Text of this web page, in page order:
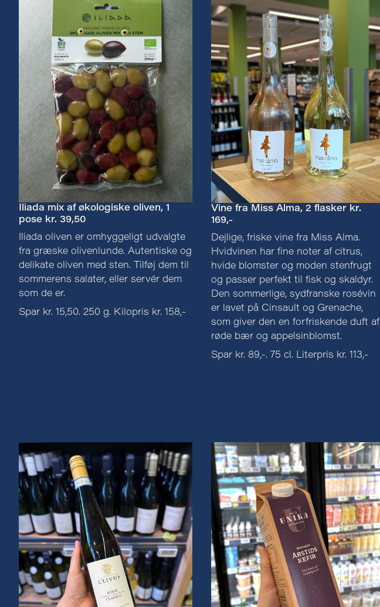
Iliada mix af økologiske oliven, 1
pose kr. 39,50
Iliada oliven er omhyggeligt udvalgte
fra græske olivenlunde. Autentiske og
delikate oliven med sten. Tilføj dem til
sommerens salater, eller servér dem
som de er.
Spar kr. 15,50. 250 g. Kilopris kr. 158,-
Vine fra Miss Alma, 2 flasker kr.
169,-
Dejlige, friske vine fra Miss Alma.
Hvidvinen har fine noter af citrus,
hvide blomster og moden stenfrugt
og passer perfekt til fisk og skaldyr.
Den sommerlige, sydfranske rosévin
er lavet på Cinsault og Grenache,
som giver den en forfriskende duft af
røde bær og appelsinblomst.
Spar kr. 89,-. 75 cl. Literpris kr. 113,-